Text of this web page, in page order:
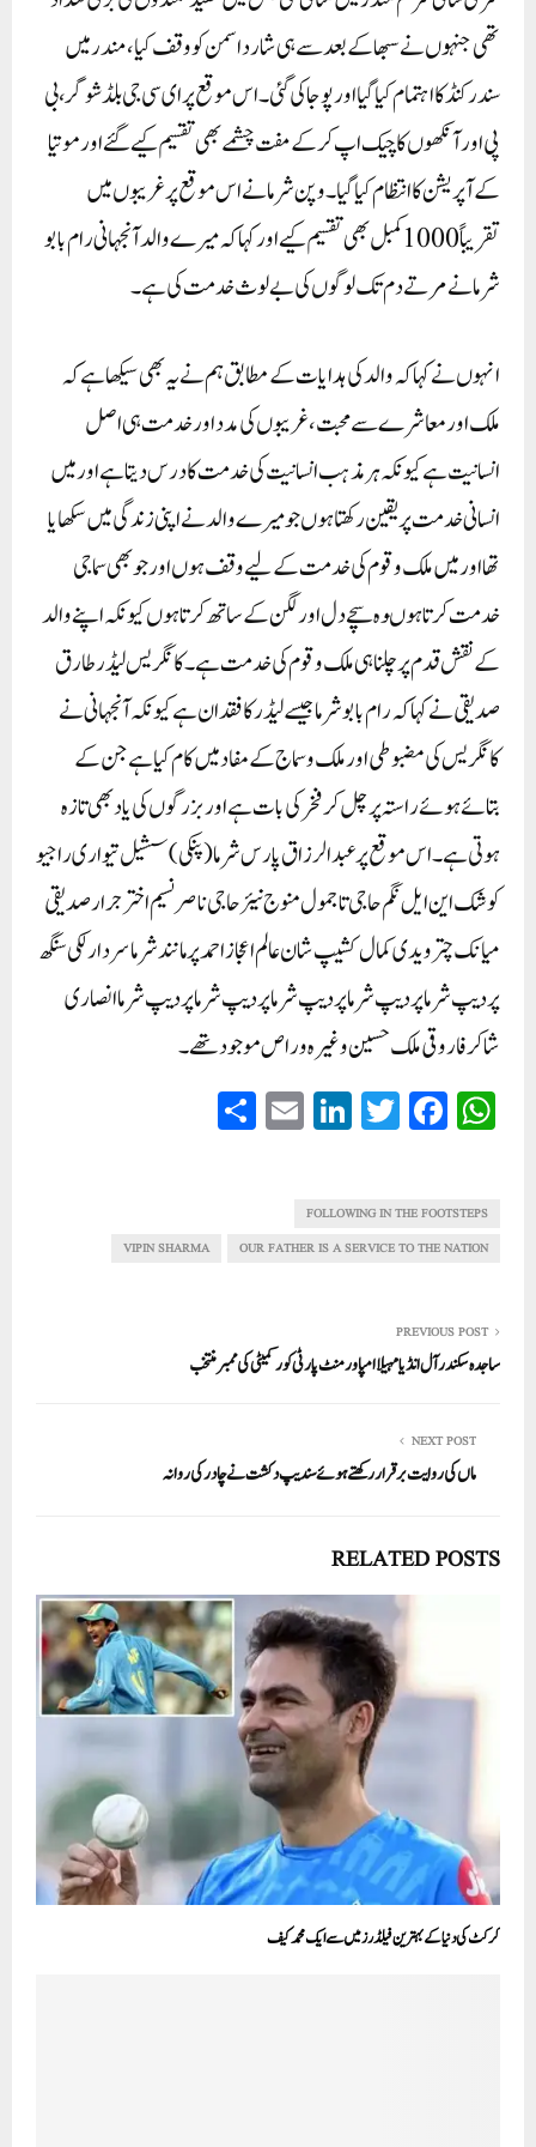
تھی جنہوں نے سبھا کے بعد سے ہی شاردا سمن کو وقف کیا، مندر میں
سندر کنڈ کا اہتمام کیا گیا اورپوجا کی گئی۔ اس موقع پر ای سی جی بلڈ شوگر، بی
پی اور آنکھوں کا چیک اپ کر کے مفت چشمے بھی تقسیم کیے گئے اور موتیا
کے آپریشن کا انتظام کیا گیا۔وپن شرما نے اس موقع پر غریبوں میں
تقریباً 1000 کمبل بھی تقسیم کیے اور کہا کہ میرے والد آنجہانی رام بابو
شرما نے مرتے دم تک لوگوں کی بے لوث خدمت کی ہے۔
انہوں نے کہا کہ والد کی ہدایات کے مطابق ہم نے یہ بھی سیکھا ہے کہ
ملک اور معاشرے سے محبت، غریبوں کی مدد اور خدمت ہی اصل
انسانیت ہے کیونکہ ہر مذہب انسانیت کی خدمت کا درس دیتاہے اور میں
انسانی خدمت پر یقین رکھتا ہوں جو میرے والد نے اپنی زندگی میں سکھایا
تھا اور میں ملک وقوم کی خدمت کے لیے وقف ہوں اور جو بھی سماجی
خدمت کرتا ہوںوہ سچے دل اور لگن کے ساتھ کرتا ہوں کیونکہ اپنے والد
کے نقش قدم پر چلنا ہی ملک و قوم کی خدمت ہے۔ کانگریس لیڈرطارق
صدیقی نے کہا کہ رام بابو شرما جیسے لیڈر کا فقدان ہے کیونکہ آنجہانی نے
کانگریس کی مضبوطی اورملک و سماج کے مفاد میں کام کیا ہے جن کے
بتائے ہوئے راستہ پر چل کر فخر کی بات ہے اور بزرگوں کی یاد بھی تازہ
ہوتی ہے۔اس موقع پر عبدالرزاق پارس شرما (پنکی) سشیل تیواری راجیو
کوشک این ایل نگم حاجی تاجمول منوج نیئر حاجی ناصر نسیم اختر جرار صدیقی
میانک چترویدی کمال کشیپ شان عالم اعجاز احمد پرمانند شرما سردار لکی سنگھ
پردیپ شرما پردیپ شرما پردیپ شرما پردیپ شرما پردیپ شرما انصاری
شاکر فاروقی ملک حسین وغیرہ ور اص موجود تھے۔
W
ha
A
pp
Fa
ce
ok
T
wi
r
Li
nk
In
E
m
FOLLOWING IN THE FOOTSTEPS
OUR FATHER IS A SERVICE TO THE NATION
VIPIN SHARMA
PREVIOUS POST
ساجدہ سکندر آل انڈیا مہیلا امپاورمنٹ پارٹی کور کمیٹی کی ممبر منتخب
NEXT POST
ماں کی روایت بر قرار رکھتے ہو ئے سندیپ دکشت نے چادر کی روانہ
RELATED POSTS
کرکٹ کی دنیا کے بہترین فیلڈرز میں سے ایک محمد کیف